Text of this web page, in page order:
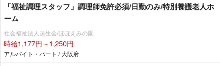
「福祉調理スタッフ」調理師免許必須/日勤のみ/特別養護老人ホ
ーム
社会福祉法人起生会/ほほえみの園
時給1,177円～1,250円
アルバイト・パート / 大阪府